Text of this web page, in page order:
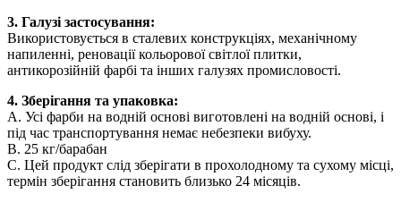
3. Галузі застосування:
Використовується в сталевих конструкціях, механічному
напиленні, реновації кольорової світлої плитки,
антикорозійній фарбі та інших галузях промисловості.
4. Зберігання та упаковка:
A. Усі фарби на водній основі виготовлені на водній основі, і
під час транспортування немає небезпеки вибуху.
B. 25 кг/барабан
C. Цей продукт слід зберігати в прохолодному та сухому місці,
термін зберігання становить близько 24 місяців.